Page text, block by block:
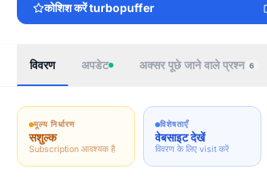
कोशिश करेंturbopuffer
विवरण अपडेट अक्सर पूछे जाने वाले प्रश्न 6
मूल्य निर्धारण
सशुल्क
Subscription आवश्यक है
विशेषताएँ
वेबसाइट देखें
विवरण के लिए visit करें